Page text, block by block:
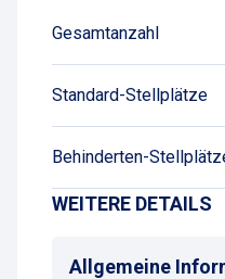
Gesamtanzahl
Standard-Stellplätze
Behinderten-
WEITERE DETAILS
Allgemeine